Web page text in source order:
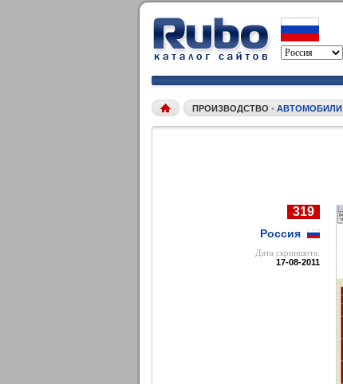
ПРОИЗВОДСТВО • АВТОМОБИЛИ
319
Россия
Дата cкриншота:
17-08-2011